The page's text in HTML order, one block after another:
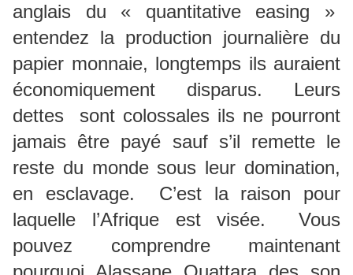
anglais du « quantitative easing »
entendez la production journalière du
papier monnaie, longtemps ils auraient
économiquement disparus. Leurs
dettes sont colossales ils ne pourront
jamais être payé sauf s’il remette le
reste du monde sous leur domination,
en esclavage. C’est la raison pour
laquelle l’Afrique est visée. Vous
pouvez comprendre maintenant